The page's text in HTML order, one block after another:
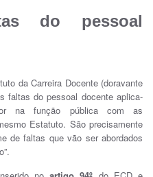
a
do pessoal
da Carreira Docente (doravante
faltas do pessoal docente aplica-
na função pública com as
Estatuto. São precisamente
de faltas que vão ser abordados